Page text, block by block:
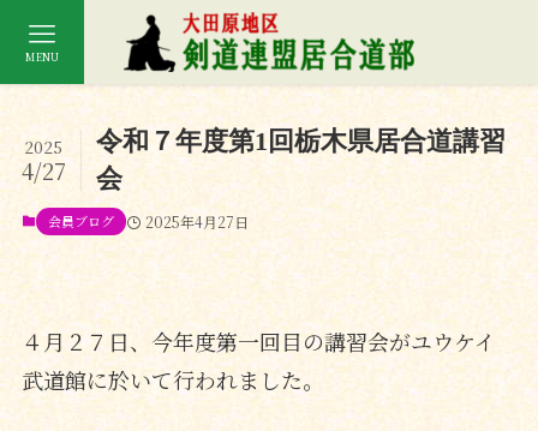
MENU
令和７年度第1回栃木県居合道講習
会
2025
4/27
会員ブログ 2025年4月27日
４月２７日、今年度第一回目の講習会がユウケイ
武道館に於いて行われました。